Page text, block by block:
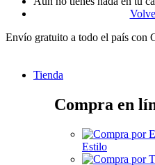
Envío gratuito a todo el país con
Tienda
Compra en
Estilo